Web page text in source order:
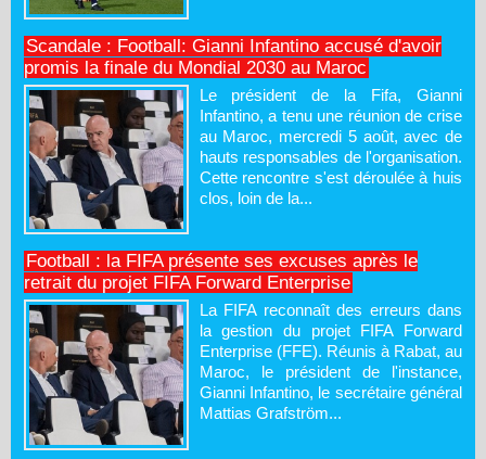
Scandale : Football: Gianni Infantino accusé d'avoir
promis la finale du Mondial 2030 au Maroc
Le président de la Fifa, Gianni
Infantino, a tenu une réunion de crise
au Maroc, mercredi 5 août, avec de
hauts responsables de l'organisation.
Cette rencontre s'est déroulée à huis
clos, loin de la...
Football : la FIFA présente ses excuses après le
retrait du projet FIFA Forward Enterprise
La FIFA reconnaît des erreurs dans
la gestion du projet FIFA Forward
Enterprise (FFE). Réunis à Rabat, au
Maroc, le président de l'instance,
Gianni Infantino, le secrétaire général
Mattias Grafström...